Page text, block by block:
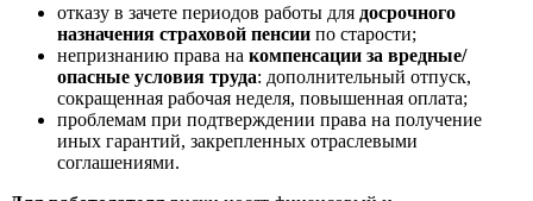
отказу в зачете периодов работы для досрочного
назначения страховой пенсии по старости;
непризнанию права на компенсации за вредные/
опасные условия труда: дополнительный отпуск,
сокращенная рабочая неделя, повышенная оплата;
проблемам при подтверждении права на получение
иных гарантий, закрепленных отраслевыми
соглашениями.